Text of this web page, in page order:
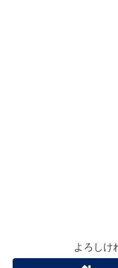
よろしけ